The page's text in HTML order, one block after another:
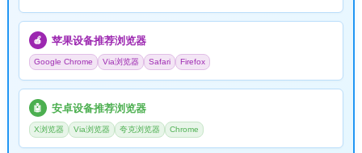
🍎 苹果设备推荐浏览器
Google Chrome Via浏览器 Safari Firefox
🤖 安卓设备推荐浏览器
X浏览器 Via浏览器 夸克浏览器 Chrome